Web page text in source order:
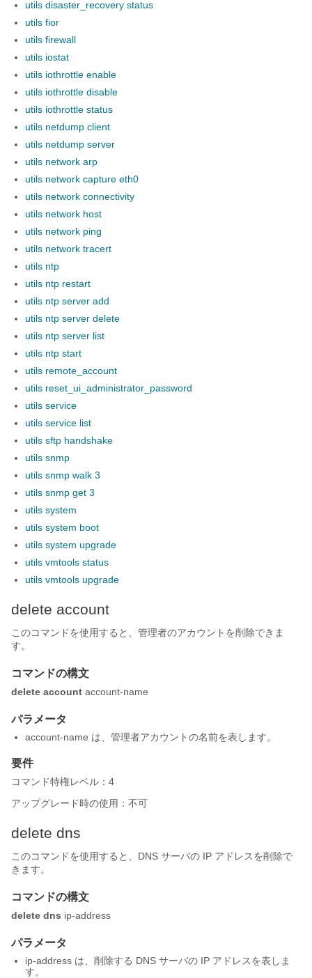
utils disaster_recovery status
utils fior
utils firewall
utils iostat
utils iothrottle enable
utils iothrottle disable
utils iothrottle status
utils netdump client
utils netdump server
utils network arp
utils network capture eth0
utils network connectivity
utils network host
utils network ping
utils network tracert
utils ntp
utils ntp restart
utils ntp server add
utils ntp server delete
utils ntp server list
utils ntp start
utils remote_account
utils reset_ui_administrator_password
utils service
utils service list
utils sftp handshake
utils snmp
utils snmp walk 3
utils snmp get 3
utils system
utils system boot
utils system upgrade
utils vmtools status
utils vmtools upgrade
delete account
このコマンドを使用すると、管理者のアカウントを削除できま
す。
コマンドの構文
delete account account-name
パラメータ
account-name は、管理者アカウントの名前を表します。
要件
コマンド特権レベル：4
アップグレード時の使用：不可
delete dns
このコマンドを使用すると、DNS サーバの IP アドレスを削除で
きます。
コマンドの構文
delete dns ip-address
パラメータ
ip-address は、削除する DNS サーバの IP アドレスを表しま
す。